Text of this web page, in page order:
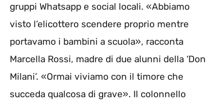
gruppi Whatsapp e social locali. «Abbiamo
visto l’elicottero scendere proprio mentre
portavamo i bambini a scuola», racconta
Marcella Rossi, madre di due alunni della ‘Don
Milani’. «Ormai viviamo con il timore che
succeda qualcosa di grave». Il colonnello